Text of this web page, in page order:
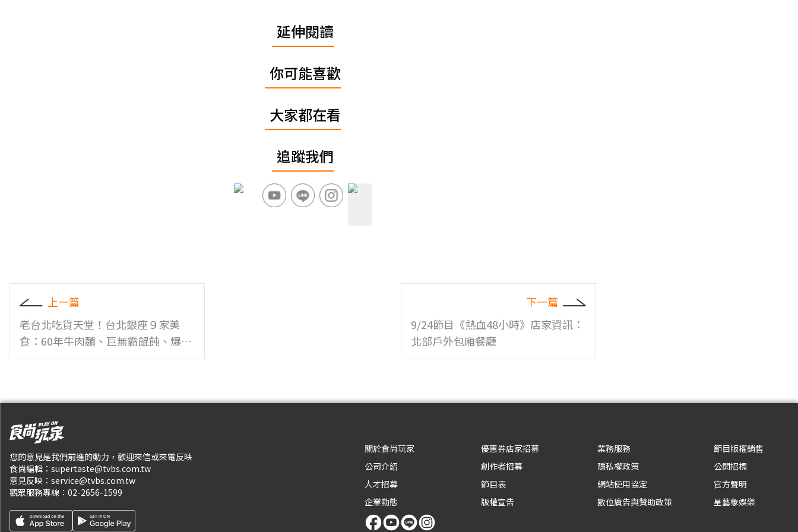
延伸閱讀
你可能喜歡
大家都在看
追蹤我們
上一篇
老台北吃貨天堂！台北銀座９家美
食：60年牛肉麵、巨無霸餛飩、爆汁
雞排必吃
下一篇
9/24節目《熱血48小時》店家資訊：
北部戶外包廂餐廳
您的意見是我們前進的動力，歡迎來信或來電反映
食尚編輯： supertaste@tvbs.com.tw
意見反映： service@tvbs.com.tw
觀眾服務專線： 02-2656-1599
關於食尚玩家
公司介紹
人才招募
企業動態
優惠券店家招募
創作者招募
節目表
版權宣告
業務服務
隱私權政策
網站使用協定
數位廣告與贊助政策
節目版權銷售
公開招標
官方聲明
星藝象娛樂